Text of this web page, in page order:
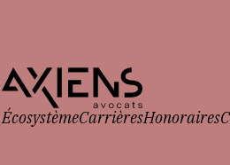
ÉcosystèmeCarrièresHonoraires